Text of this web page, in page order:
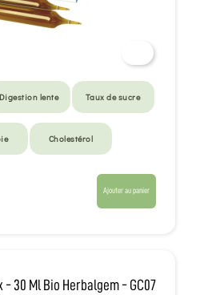
Digestion lente Taux de sucre
Cholestérol
Ajouter au panier
- 30 Ml Bio Herbalgem - GC07